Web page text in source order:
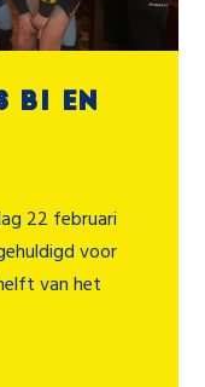
B1 en
22 februari
voor
van het